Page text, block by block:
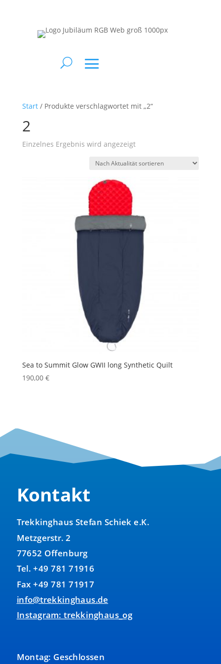
Start/ Produkte verschlagwortet mit „2“
2
Einzelnes Ergebnis wird angezeigt
Sea to Summit Glow GWII long Synthetic Quilt
190,00 €
Kontakt
Trekkinghaus Stefan Schiek e.K.
Metzgerstr. 2
77652 Offenburg
Tel. +49 781 71916
Fax +49 781 71917
info@trekkinghaus.de
Instagram: trekkinghaus_og
Montag: Geschlossen